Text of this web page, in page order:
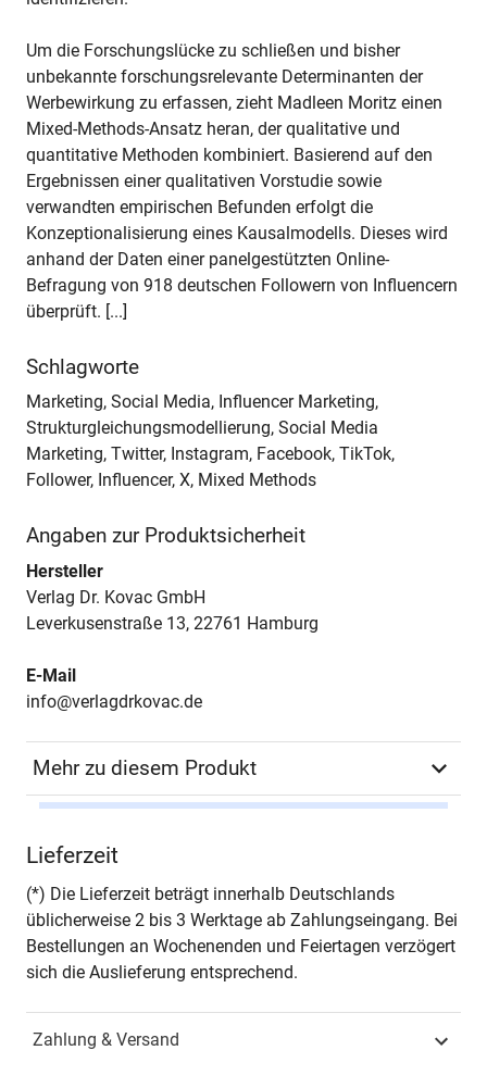
Um die Forschungslücke zu schließen und bisher
unbekannte forschungsrelevante Determinanten der
Werbewirkung zu erfassen, zieht Madleen Moritz einen
Mixed-Methods-Ansatz heran, der qualitative und
quantitative Methoden kombiniert. Basierend auf den
Ergebnissen einer qualitativen Vorstudie sowie
verwandten empirischen Befunden erfolgt die
Konzeptionalisierung eines Kausalmodells. Dieses wird
anhand der Daten einer panelgestützten Online-
Befragung von 918 deutschen Followern von Influencern
überprüft. [...]
Schlagworte
Marketing, Social Media, Influencer Marketing,
Strukturgleichungsmodellierung, Social Media
Marketing, Twitter, Instagram, Facebook, TikTok,
Follower, Influencer, X, Mixed Methods
Angaben zur Produktsicherheit
Hersteller
Verlag Dr. Kovac GmbH
Leverkusenstraße 13, 22761 Hamburg
E-Mail
info@verlagdrkovac.de
Mehr zu diesem Produkt
Seiten
Jahr Hamburg 2024
Fachdisziplin
Lieferzeit
(*) Die Lieferzeit beträgt innerhalb Deutschlands
üblicherweise 2 bis 3 Werktage ab Zahlungseingang. Bei
Bestellungen an Wochenenden und Feiertagen verzögert
sich die Auslieferung entsprechend.
Zahlung & Versand